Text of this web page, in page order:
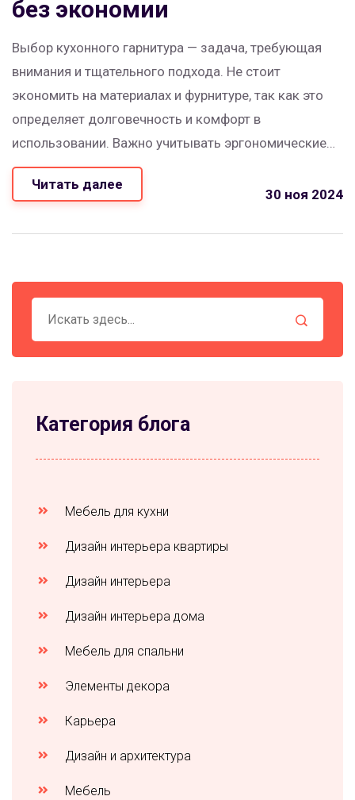
без экономии
Выбор кухонного гарнитура — задача, требующая
внимания и тщательного подхода. Не стоит
экономить на материалах и фурнитуре, так как это
определяет долговечность и комфорт в
использовании. Важно учитывать эргономические
аспекты, чтобы пространство было максимально
функциональным. Также следует продумать
кухню центром домашнего уюта. В статье
выбору кухонной мебели.
Читать далее
30 ноя 2024
Категория блога
Мебель для кухни
Дизайн интерьера квартиры
Дизайн интерьера
Дизайн интерьера дома
Мебель для спальни
Элементы декора
Карьера
Дизайн и архитектура
Мебель